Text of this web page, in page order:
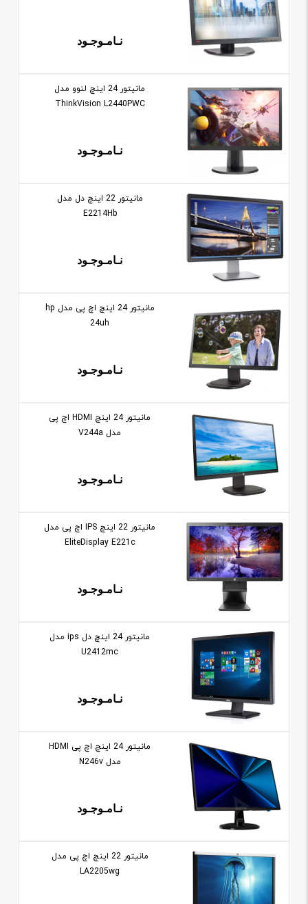
نـامـوجـود
مانيتور 24 اينچ لنوو مدل
ThinkVision L2440PWC
نـامـوجـود
مانيتور 22 اينچ دل مدل
E2214Hb
نـامـوجـود
مانيتور 24 اينچ اچ پی مدل hp
24uh
نـامـوجـود
مانيتور 24 اينچ HDMI اچ پی
مدل V244a
نـامـوجـود
مانيتور 22 اينچ IPS اچ پی مدل
EliteDisplay E221c
نـامـوجـود
مانيتور 24 اينچ دل ips مدل
U2412mc
نـامـوجـود
مانيتور 24 اينچ اچ پی HDMI
مدل N246v
نـامـوجـود
مانيتور 22 اينچ اچ پی مدل
LA2205wg